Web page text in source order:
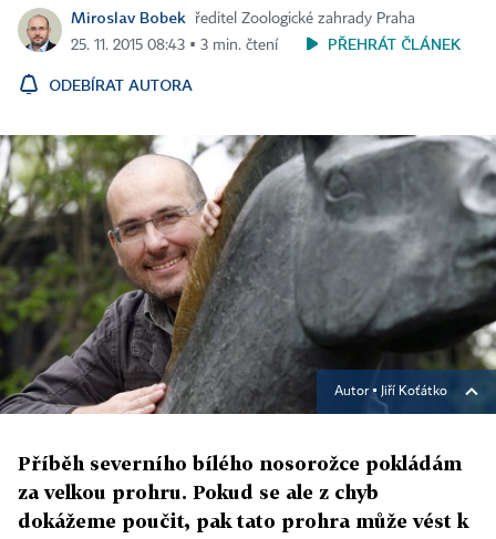
Miroslav Bobek
ředitel Zoologické zahrady Praha
25. 11. 2015 08:43 ▪ 3 min. čtení
PŘEHRÁT ČLÁNEK
ODEBÍRAT AUTORA
Autor ▪ Jiří Koťátko
Příběh severního bílého nosorožce pokládám
za velkou prohru. Pokud se ale z chyb
dokážeme poučit, pak tato prohra může vést k